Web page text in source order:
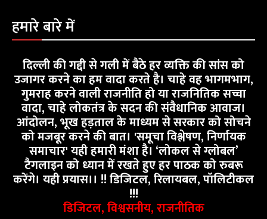
हमारे बारे में
दिल्ली की गद्दी से गली में बैठे हर व्यक्ति की सांस को
उजागर करने का हम वादा करते है। चाहे वह भागमभाग,
गुमराह करने वाली राजनीति हो या राजनितिक सच्चा
वादा, चाहे लोकतंत्र के सदन की संवैधानिक आवाज।
आंदोलन, भूख हड़ताल के माध्यम से सरकार को सोचने
को मजबूर करने की बात। 'समूचा विश्लेषण, निर्णायक
समाचार' यही हमारी मंशा है। ‘लोकल से ग्लोबल’
टैगलाइन को ध्यान में रखते हुए हर पाठक को रुबरू
करेंगे। यही प्रयास।। !! डिजिटल, रिलायबल, पॉलिटीकल
!!!
डिजिटल, विश्वसनीय, राजनीतिक